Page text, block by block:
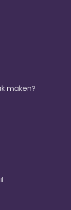
maken?